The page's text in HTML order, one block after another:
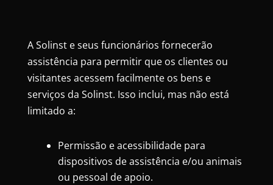
A Solinst e seus funcionários fornecerão
assistência para permitir que os clientes ou
visitantes acessem facilmente os bens e
serviços da Solinst. Isso inclui, mas não está
limitado a:
Permissão e acessibilidade para
dispositivos de assistência e/ou animais
ou pessoal de apoio.